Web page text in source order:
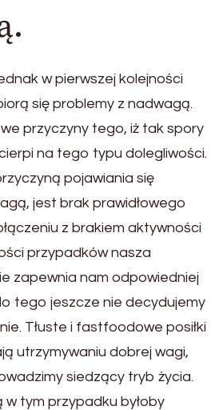
w pierwszej kolejności
się problemy z nadwagą.
przyczyny tego, iż tak spory
na tego typu dolegliwości.
pojawiania się
jest brak prawidłowego
z brakiem aktywności
przypadków nasza
zapewnia nam odpowiedniej
tego jeszcze nie decydujemy
Tłuste i fastfoodowe posiłki
utrzymywaniu dobrej wagi,
siedzący tryb życia.
tym przypadku byłoby